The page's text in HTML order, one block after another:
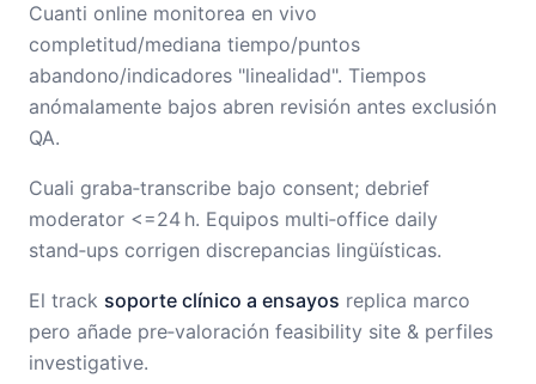
Cuanti online monitorea en vivo
completitud/mediana tiempo/puntos
abandono/indicadores "linealidad". Tiempos
anómalamente bajos abren revisión antes exclusión
QA.
Cuali graba‑transcribe bajo consent; debrief
moderator <=24 h. Equipos multi‑office daily
stand‑ups corrigen discrepancias lingüísticas.
El track soporte clínico a ensayos replica marco
pero añade pre‑valoración feasibility site & perfiles
investigative.